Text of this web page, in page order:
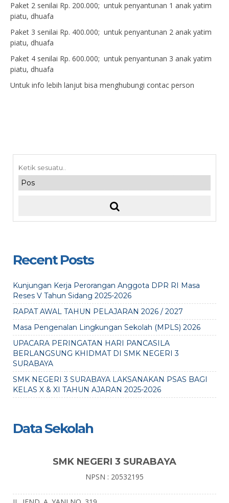
Paket 2 senilai Rp. 200.000; untuk penyantunan 1 anak yatim
piatu, dhuafa
Paket 3 senilai Rp. 400.000; untuk penyantunan 2 anak yatim
piatu, dhuafa
Paket 4 senilai Rp. 600.000; untuk penyantunan 3 anak yatim
piatu, dhuafa
Untuk info lebih lanjut bisa menghubungi contac person
Recent Posts
Kunjungan Kerja Perorangan Anggota DPR RI Masa
Reses V Tahun Sidang 2025-2026
RAPAT AWAL TAHUN PELAJARAN 2026 / 2027
Masa Pengenalan Lingkungan Sekolah (MPLS) 2026
UPACARA PERINGATAN HARI PANCASILA
BERLANGSUNG KHIDMAT DI SMK NEGERI 3
SURABAYA
SMK NEGERI 3 SURABAYA LAKSANAKAN PSAS BAGI
KELAS X & XI TAHUN AJARAN 2025-2026
Data Sekolah
SMK NEGERI 3 SURABAYA
NPSN : 20532195